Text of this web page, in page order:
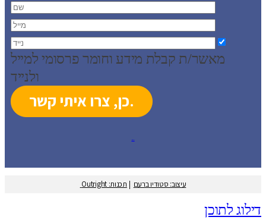
מאשר/ת קבלת מידע וחומר פרסומי למייל
ולנייד
עיצוב: סטודיו ברעם | תכנות: Outright
דילוג לתוכן